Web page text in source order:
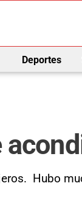
Deportes
Hubo